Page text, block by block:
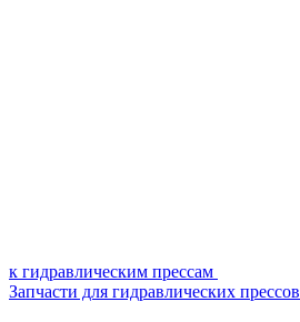
к гидравлическим прессам
Запчасти для гидравлических прессов